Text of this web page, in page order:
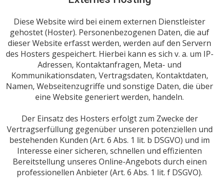
Diese Website wird bei einem externen Dienstleister
gehostet (Hoster). Personenbezogenen Daten, die auf
dieser Website erfasst werden, werden auf den Servern
des Hosters gespeichert. Hierbei kann es sich v. a. um IP-
Adressen, Kontaktanfragen, Meta- und
Kommunikationsdaten, Vertragsdaten, Kontaktdaten,
Namen, Webseitenzugriffe und sonstige Daten, die über
eine Website generiert werden, handeln.
Der Einsatz des Hosters erfolgt zum Zwecke der
Vertragserfüllung gegenüber unseren potenziellen und
bestehenden Kunden (Art. 6 Abs. 1 lit. b DSGVO) und im
Interesse einer sicheren, schnellen und effizienten
Bereitstellung unseres Online-Angebots durch einen
professionellen Anbieter (Art. 6 Abs. 1 lit. f DSGVO).